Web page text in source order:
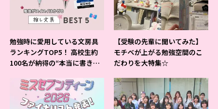
勉強時に愛用している文房具
ランキングTOP5！ 高校生約
100名が納得の“本当に書きや
【受験の先輩に聞いてみた】
モチベが上がる勉強空間のこ
だわりを大特集☆